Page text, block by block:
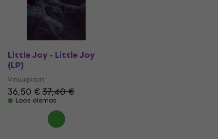
Little Joy - Little Joy
(LP)
Vinüülplaat
36,50 €37,40 €
Laos olemas